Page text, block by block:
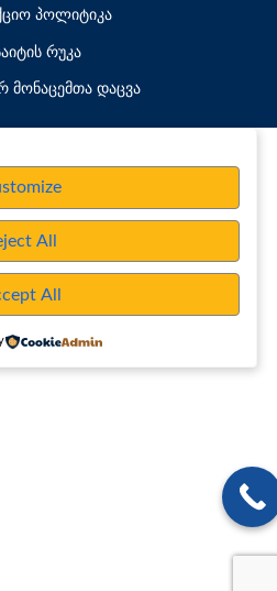
პოლიტიკა
რუკა
მონაცემთა დაცვა
All
All